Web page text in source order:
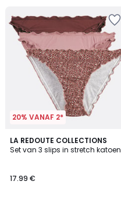
20% VANAF 2*
LA REDOUTE COLLECTIONS
Set van 3 slips in stretch katoen
17.99 €
4.6
/ 5